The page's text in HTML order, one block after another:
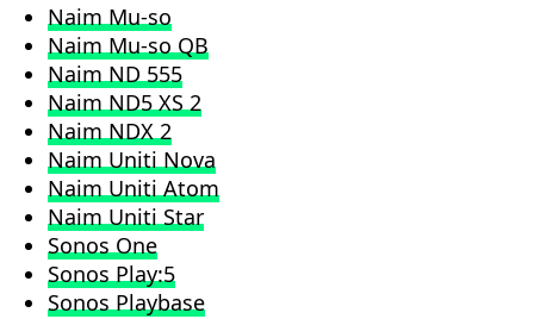
NaimMu-so
Naim Mu-soQB
NaimND 555
Naim ND5XS 2
NaimNDX 2
Naim UnitiNova
Naim UnitiAtom
Naim UnitiStar
SonosOne
SonosPlay:5
SonosPlaybase